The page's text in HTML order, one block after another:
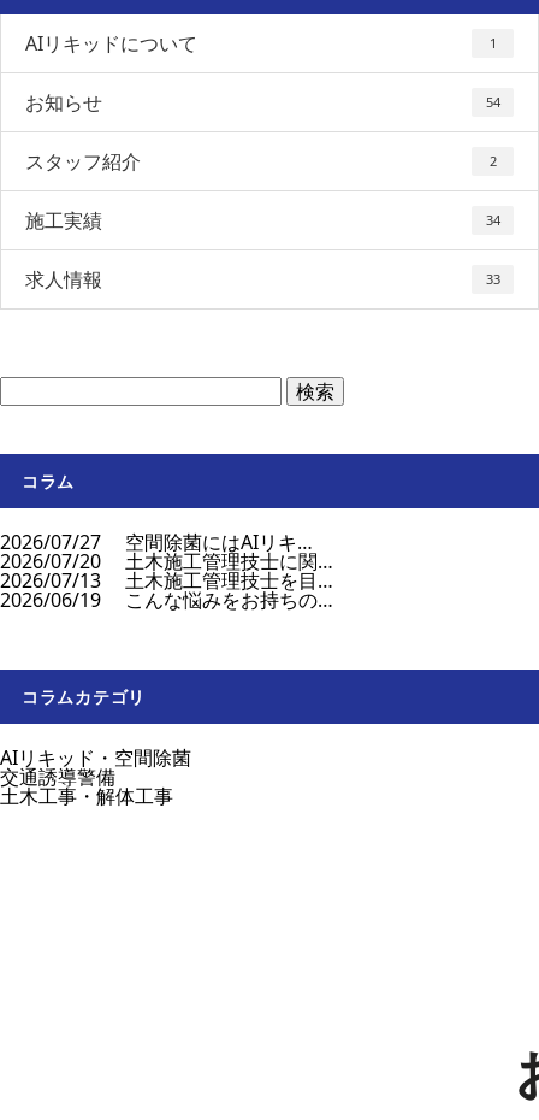
AIリキッドについて 1
お知らせ 54
スタッフ紹介 2
施工実績 34
求人情報 33
コラム
2026/07/27 空間除菌にはAIリキ…
2026/07/20 土木施工管理技士に関…
2026/07/13 土木施工管理技士を目…
2026/06/19 こんな悩みをお持ちの…
コラムカテゴリ
AIリキッド・空間除菌
交通誘導警備
土木工事・解体工事